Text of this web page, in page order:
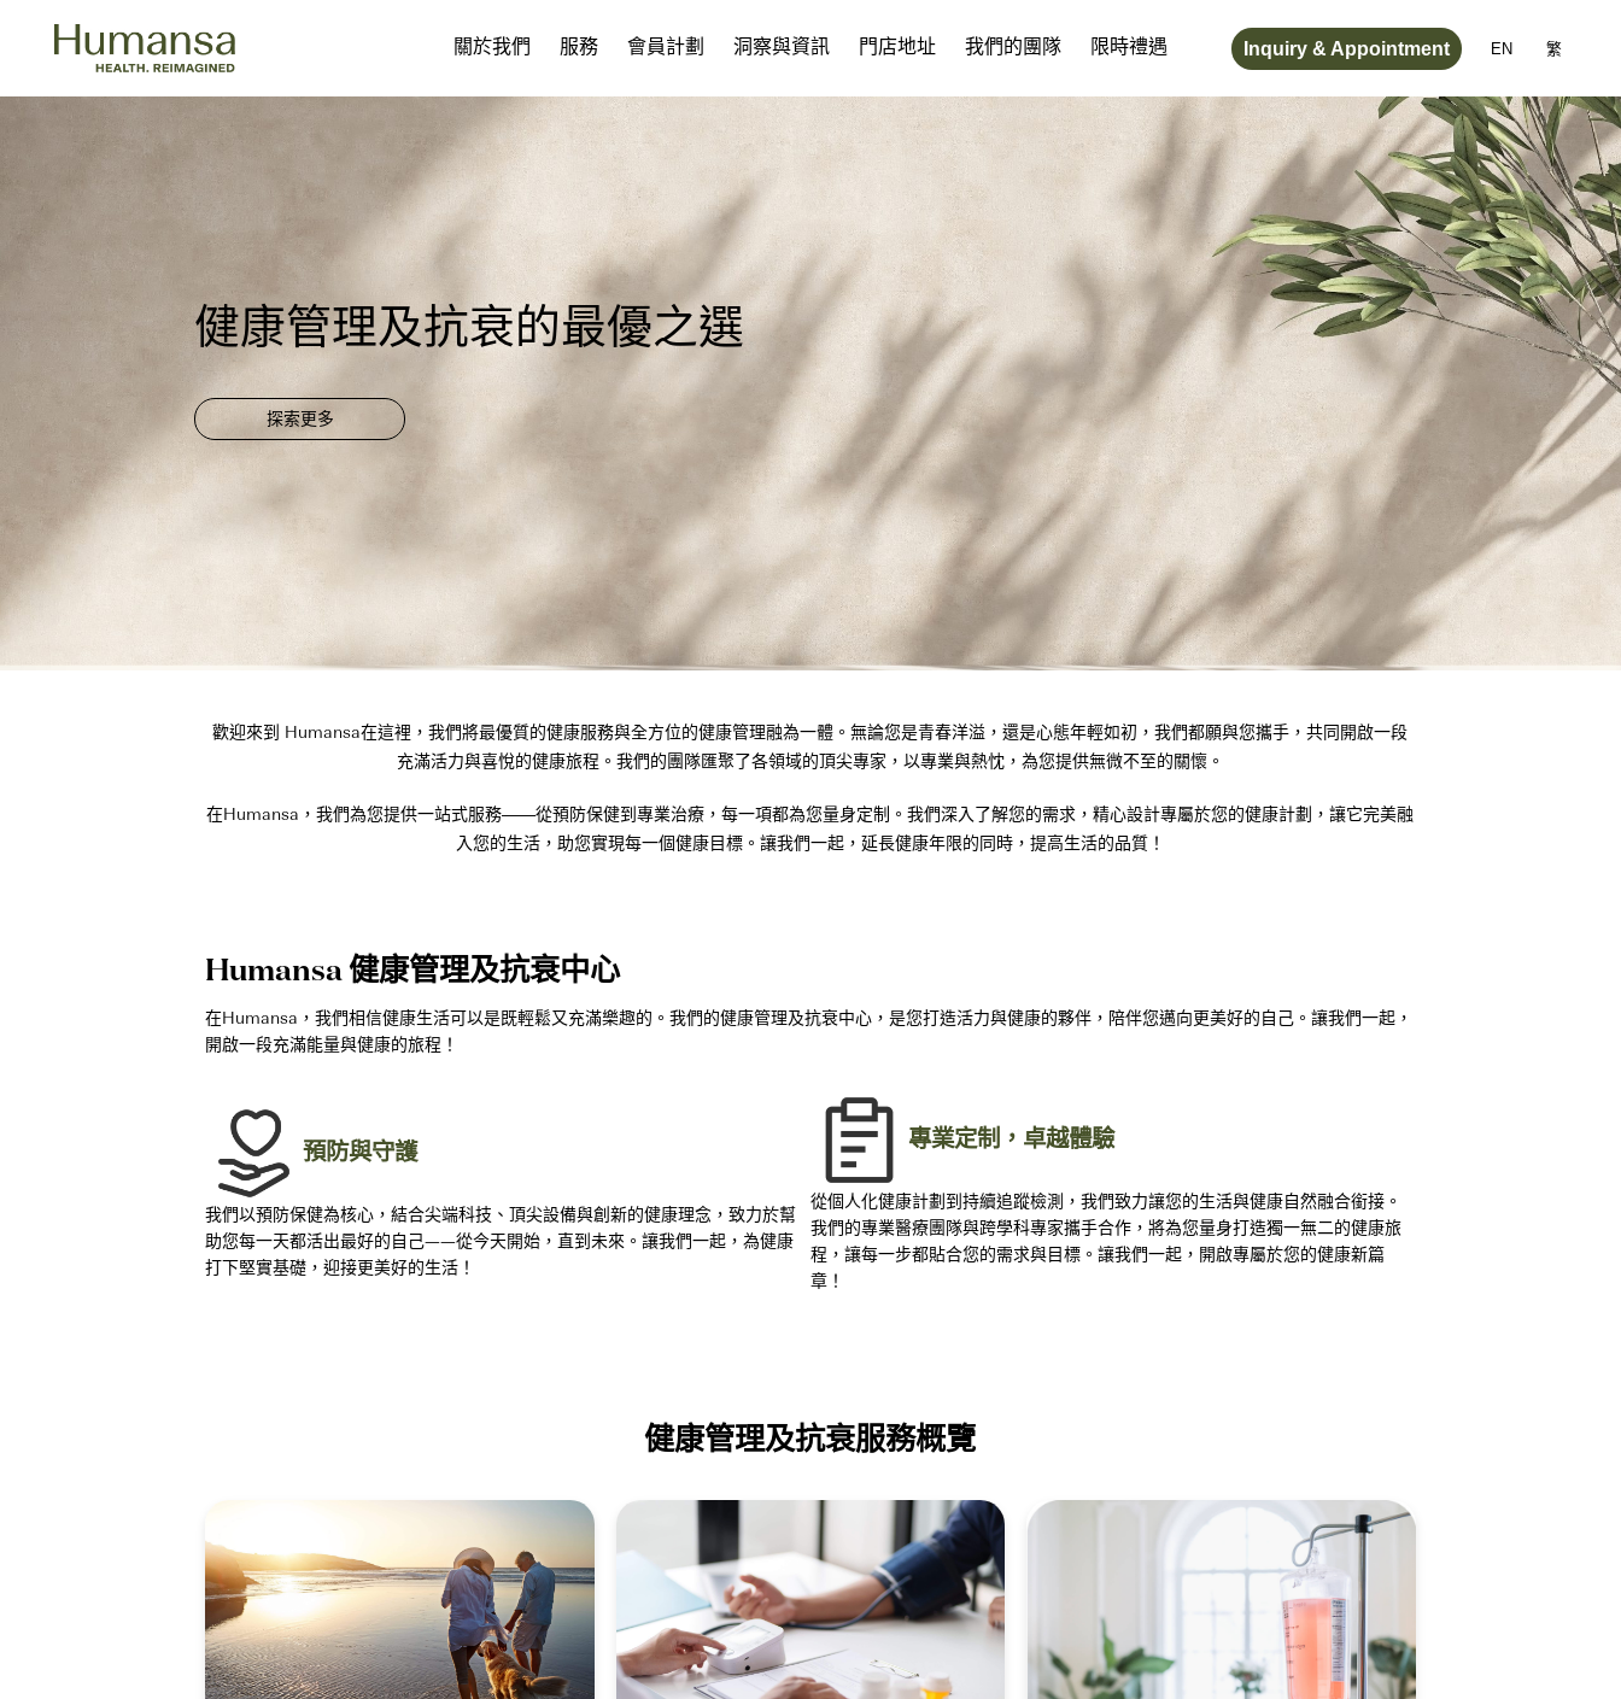
to
關於我們 服務 會員計劃 洞察與資訊 門店地址 我們的團隊 限時禮遇 Inquiry & Appointment EN 繁
健康管理及抗衰的最優之選
探索更多
歡迎來到 Humansa在這裡，我們將最優質的健康服務與全方位的健康管理融為一體。無論您是青春洋溢，還是心態年輕如初，我們都願與您攜手，共同開啟一段
充滿活力與喜悅的健康旅程。我們的團隊匯聚了各領域的頂尖專家，以專業與熱忱，為您提供無微不至的關懷。
在Humansa，我們為您提供一站式服務——從預防保健到專業治療，每一項都為您量身定制。我們深入了解您的需求，精心設計專屬於您的健康計劃，讓它完美融
入您的生活，助您實現每一個健康目標。讓我們一起，延長健康年限的同時，提高生活的品質！
Humansa 健康管理及抗衰中心
在Humansa，我們相信健康生活可以是既輕鬆又充滿樂趣的。我們的健康管理及抗衰中心，是您打造活力與健康的夥伴，陪伴您邁向更美好的自己。讓我們一起，
開啟一段充滿能量與健康的旅程！
預防與守護
我們以預防保健為核心，結合尖端科技、頂尖設備與創新的健康理念，致力於幫
助您每一天都活出最好的自己——從今天開始，直到未來。讓我們一起，為健康
打下堅實基礎，迎接更美好的生活！
專業定制，卓越體驗
從個人化健康計劃到持續追蹤檢測，我們致力讓您的生活與健康自然融合銜接。
我們的專業醫療團隊與跨學科專家攜手合作，將為您量身打造獨一無二的健康旅
程，讓每一步都貼合您的需求與目標。讓我們一起，開啟專屬於您的健康新篇
章！
健康管理及抗衰服務概覽